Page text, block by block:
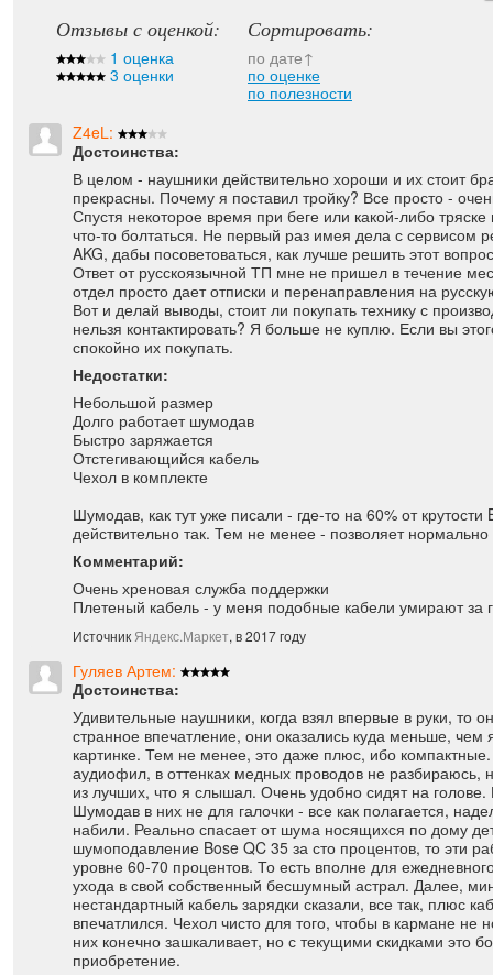
Отзывы с оценкой:
1 оценка
3 оценки
Сортировать:
по дате
по оценке
по полезности
Z4eL:
Достоинства:
В целом - наушники действительно хороши и их стоит
прекрасны. Почему я поставил тройку? Все просто -
Спустя некоторое время при беге или какой-либо
что-то болтаться. Не первый раз имея дела с сервисом
AKG, дабы посоветоваться, как лучше решить этот
Ответ от русскоязычной ТП мне не пришел в течение
отдел просто дает отписки и перенаправления на
Вот и делай выводы, стоит ли покупать технику с
нельзя контактировать? Я больше не куплю. Если вы
спокойно их покупать.
Недостатки:
Небольшой размер
Долго работает шумодав
Быстро заряжается
Отстегивающийся кабель
Чехол в комплекте
Шумодав, как тут уже писали - где-то на 60% от крутости
действительно так. Тем не менее - позволяет
Комментарий:
Очень хреновая служба поддержки
Плетеный кабель - у меня подобные кабели умирают за
Источник Яндекс.Маркет, в 2017 году
Гуляев Артем:
Достоинства:
Удивительные наушники, когда взял впервые в руки, то
странное впечатление, они оказались куда меньше, чем
картинке. Тем не менее, это даже плюс, ибо
аудиофил, в оттенках медных проводов не разбираюсь,
из лучших, что я слышал. Очень удобно сидят на
Шумодав в них не для галочки - все как полагается,
набили. Реально спасает от шума носящихся по дому
шумоподавление Bose QC 35 за сто процентов, то эти
уровне 60-70 процентов. То есть вполне для
ухода в свой собственный бесшумный астрал. Далее,
нестандартный кабель зарядки сказали, все так, плюс
впечатлился. Чехол чисто для того, чтобы в кармане не
них конечно зашкаливает, но с текущими скидками это
приобретение.